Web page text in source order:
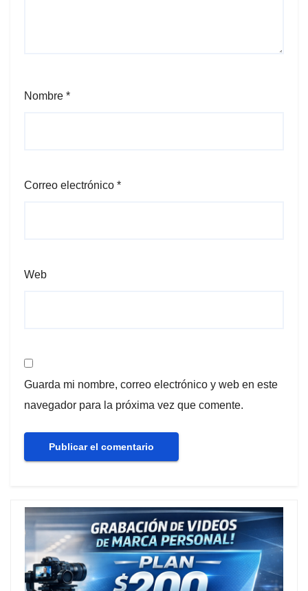
Nombre *
Correo electrónico *
Web
Guarda mi nombre, correo electrónico y web en este
navegador para la próxima vez que comente.